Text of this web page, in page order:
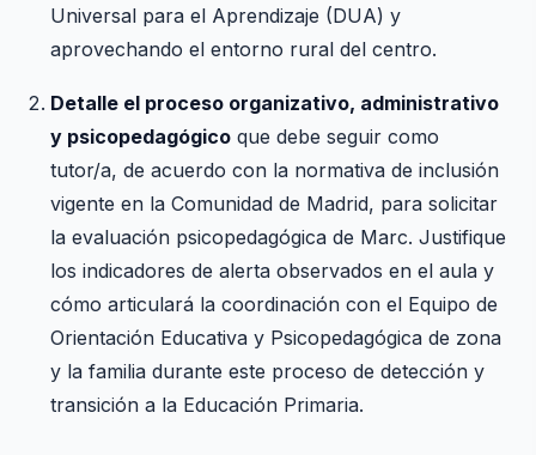
Universal para el Aprendizaje (DUA) y
aprovechando el entorno rural del centro.
Detalle el proceso organizativo, administrativo
y psicopedagógico que debe seguir como
tutor/a, de acuerdo con la normativa de inclusión
vigente en la Comunidad de Madrid, para solicitar
la evaluación psicopedagógica de Marc. Justifique
los indicadores de alerta observados en el aula y
cómo articulará la coordinación con el Equipo de
Orientación Educativa y Psicopedagógica de zona
y la familia durante este proceso de detección y
transición a la Educación Primaria.